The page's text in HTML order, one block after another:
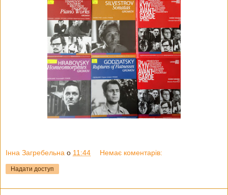
Інна Загребельна о 11:44 Немає коментарів:
Надати доступ